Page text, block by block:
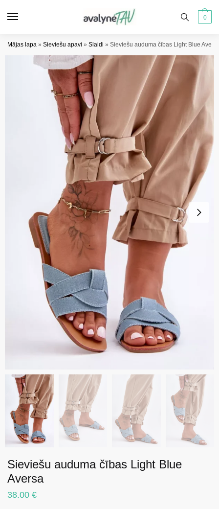
0
Mājas lapa » Sieviešu apavi » Slaidi » Sieviešu auduma čības Light Blue
Sieviešu auduma čības Light Blue
Aversa
38.00 €